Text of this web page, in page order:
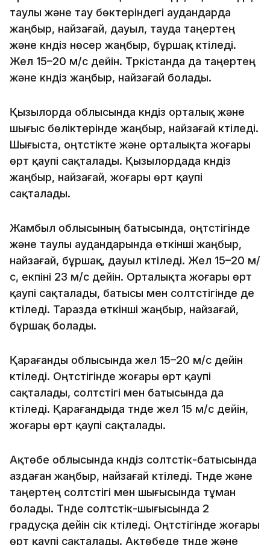
таулы және тау бөктеріндегі аудандарда
жаңбыр, найзағай, дауыл, тауда таңертең
және күндіз нөсер жаңбыр, бұршақ күтіледі.
Жел 15–20 м/с дейін. Түркістанда да таңертең
және күндіз жаңбыр, найзағай болады.
Қызылорда облысында күндіз орталық және
шығыс бөліктерінде жаңбыр, найзағай күтіледі.
Шығыста, оңтүстікте және орталықта жоғары
өрт қаупі сақталады. Қызылордада күндіз
жаңбыр, найзағай, жоғары өрт қаупі
сақталады.
Жамбыл облысының батысында, оңтүстігінде
және таулы аудандарында өткінші жаңбыр,
найзағай, бұршақ, дауыл күтіледі. Жел 15–20 м/
с, екпіні 23 м/с дейін. Орталықта жоғары өрт
қаупі сақталады, батысы мен солтүстігінде де
күтіледі. Таразда өткінші жаңбыр, найзағай,
бұршақ болады.
Қарағанды облысында жел 15–20 м/с дейін
күтіледі. Оңтүстігінде жоғары өрт қаупі
сақталады, солтүстігі мен батысында да
күтіледі. Қарағандыда түнде жел 15 м/с дейін,
жоғары өрт қаупі сақталады.
Ақтөбе облысында күндіз солтүстік-батысында
аздаған жаңбыр, найзағай күтіледі. Түнде және
таңертең солтүстігі мен шығысында тұман
болады. Түнде солтүстік-шығысында 2
градусқа дейін үсік күтіледі. Оңтүстігінде жоғары
өрт қаупі сақталады. Ақтөбеде түнде және